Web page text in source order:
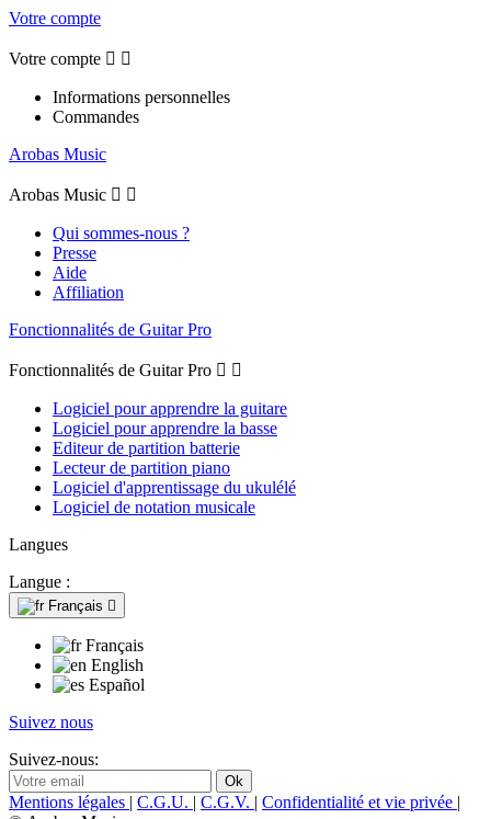
Votre compte
Votre compte  
Informations personnelles
Commandes
Arobas Music
Arobas Music  
Qui sommes-nous ?
Presse
Aide
Affiliation
Fonctionnalités de Guitar Pro
Fonctionnalités de Guitar Pro  
Logiciel pour apprendre la guitare
Logiciel pour apprendre la basse
Editeur de partition batterie
Lecteur de partition piano
Logiciel d'apprentissage du ukulélé
Logiciel de notation musicale
Langues
Langue :
Français 
Français
English
Español
Suivez nous
Suivez-nous:
Mentions légales | C.G.U. | C.G.V. | Confidentialité et vie privée |